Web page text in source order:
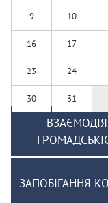
9 10
16 17
23 24
30 31
ЗАПОБІГАННЯ